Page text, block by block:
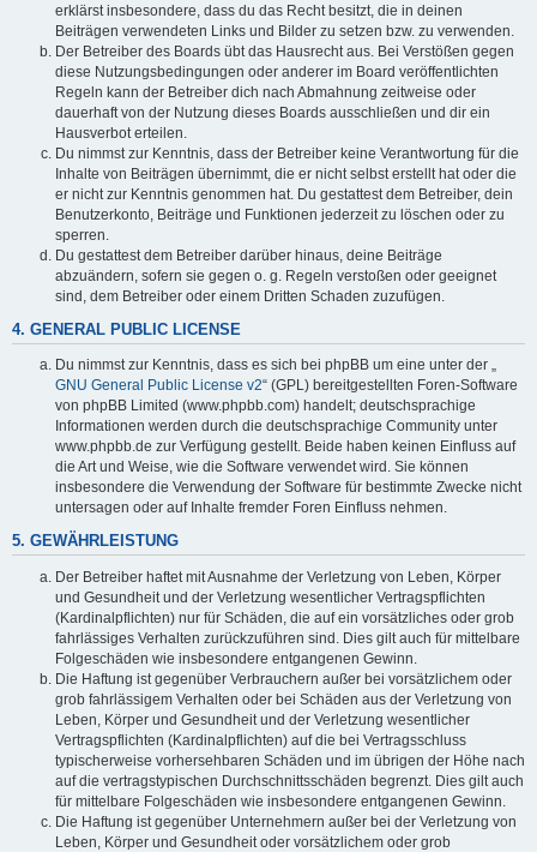
erklärst insbesondere, dass du das Recht besitzt, die in deinen
Beiträgen verwendeten Links und Bilder zu setzen bzw. zu verwenden.
Der Betreiber des Boards übt das Hausrecht aus. Bei Verstößen gegen
diese Nutzungsbedingungen oder anderer im Board veröffentlichten
Regeln kann der Betreiber dich nach Abmahnung zeitweise oder
dauerhaft von der Nutzung dieses Boards ausschließen und dir ein
Hausverbot erteilen.
Du nimmst zur Kenntnis, dass der Betreiber keine Verantwortung für die
Inhalte von Beiträgen übernimmt, die er nicht selbst erstellt hat oder die
er nicht zur Kenntnis genommen hat. Du gestattest dem Betreiber, dein
Benutzerkonto, Beiträge und Funktionen jederzeit zu löschen oder zu
sperren.
Du gestattest dem Betreiber darüber hinaus, deine Beiträge
abzuändern, sofern sie gegen o. g. Regeln verstoßen oder geeignet
sind, dem Betreiber oder einem Dritten Schaden zuzufügen.
4. GENERAL PUBLIC LICENSE
Du nimmst zur Kenntnis, dass es sich bei phpBB um eine unter der „
GNU General Public License v2“ (GPL) bereitgestellten Foren-Software
von phpBB Limited (www.phpbb.com) handelt; deutschsprachige
Informationen werden durch die deutschsprachige Community unter
www.phpbb.de zur Verfügung gestellt. Beide haben keinen Einfluss auf
die Art und Weise, wie die Software verwendet wird. Sie können
insbesondere die Verwendung der Software für bestimmte Zwecke nicht
untersagen oder auf Inhalte fremder Foren Einfluss nehmen.
5. GEWÄHRLEISTUNG
Der Betreiber haftet mit Ausnahme der Verletzung von Leben, Körper
und Gesundheit und der Verletzung wesentlicher Vertragspflichten
(Kardinalpflichten) nur für Schäden, die auf ein vorsätzliches oder grob
fahrlässiges Verhalten zurückzuführen sind. Dies gilt auch für mittelbare
Folgeschäden wie insbesondere entgangenen Gewinn.
Die Haftung ist gegenüber Verbrauchern außer bei vorsätzlichem oder
grob fahrlässigem Verhalten oder bei Schäden aus der Verletzung von
Leben, Körper und Gesundheit und der Verletzung wesentlicher
Vertragspflichten (Kardinalpflichten) auf die bei Vertragsschluss
typischerweise vorhersehbaren Schäden und im übrigen der Höhe nach
auf die vertragstypischen Durchschnittsschäden begrenzt. Dies gilt auch
für mittelbare Folgeschäden wie insbesondere entgangenen Gewinn.
Die Haftung ist gegenüber Unternehmern außer bei der Verletzung von
Leben, Körper und Gesundheit oder vorsätzlichem oder grob